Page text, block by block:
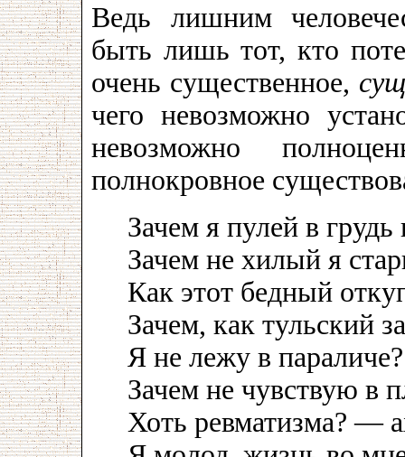
Ведь лишним
быть лишь тот, кто
очень существенное,
чего невозможно
невозможно
полнокровное
Зачем я пулей в грудь
Зачем не хилый я
Как этот бедный
Зачем, как тульский
Я не лежу в параличе?
Зачем не чувствую в
Хоть ревматизма? —